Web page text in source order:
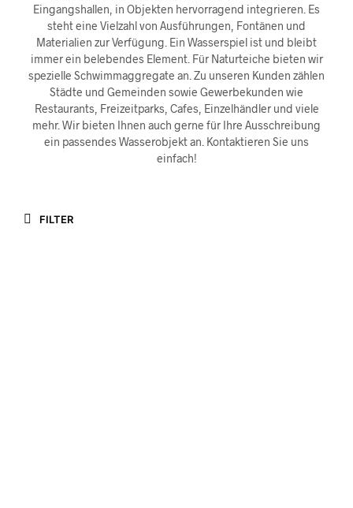
Eingangshallen, in Objekten hervorragend integrieren. Es
steht eine Vielzahl von Ausführungen, Fontänen und
Materialien zur Verfügung. Ein Wasserspiel ist und bleibt
immer ein belebendes Element. Für Naturteiche bieten wir
spezielle Schwimmaggregate an. Zu unseren Kunden zählen
Städte und Gemeinden sowie Gewerbekunden wie
Restaurants, Freizeitparks, Cafes, Einzelhändler und viele
mehr. Wir bieten Ihnen auch gerne für Ihre Ausschreibung
ein passendes Wasserobjekt an. Kontaktieren Sie uns
einfach!
FILTER